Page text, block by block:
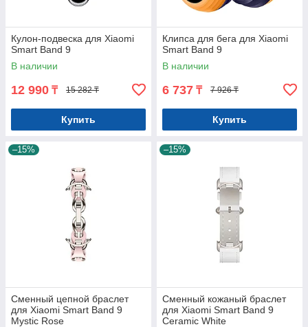
Кулон-подвеска для Xiaomi
Smart Band 9
В наличии
12 990 ₸ 15 282 ₸
Купить
Клипса для бега для Xiaomi
Smart Band 9
В наличии
6 737 ₸ 7 926 ₸
Купить
–15%
Сменный цепной браслет
для Xiaomi Smart Band 9
Mystic Rose
–15%
Сменный кожаный браслет
для Xiaomi Smart Band 9
Ceramic White